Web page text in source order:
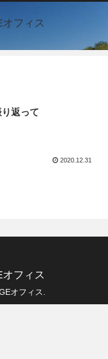
フィス
返って
2020.12.31
フィス
オフィス.